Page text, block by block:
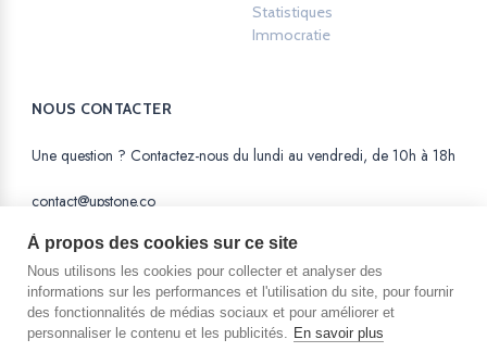
Statistiques
Immocratie
NOUS CONTACTER
Une question ? Contactez-nous du lundi au vendredi, de 10h à 18h
contact@upstone.co
La SAS AM Equity est une Société par Actions
Simplifiée au capital de 56 123 euros,
À propos des cookies sur ce site
Nous utilisons les cookies pour collecter et analyser des
informations sur les performances et l'utilisation du site, pour fournir
des fonctionnalités de médias sociaux et pour améliorer et
personnaliser le contenu et les publicités. En savoir plus